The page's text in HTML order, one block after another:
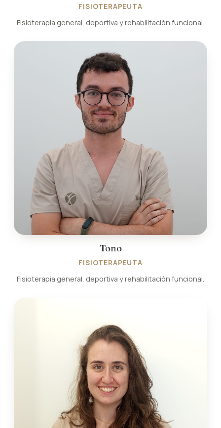
FISIOTERAPEUTA
Fisioterapia general, deportiva y rehabilitación funcional.
Tono
FISIOTERAPEUTA
Fisioterapia general, deportiva y rehabilitación funcional.